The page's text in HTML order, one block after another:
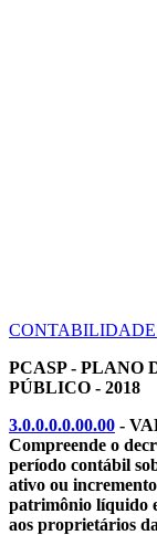
PCASP - PLANO
PÚBLICO - 2018
3.0.0.0.0.00.00 -
Compreende o
período contábil
ativo ou
patrimônio líquido
aos proprietários